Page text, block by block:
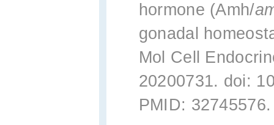
hormone (Amh/
gonadal
Mol Cell
20200731. doi:
PMID: 32745576.